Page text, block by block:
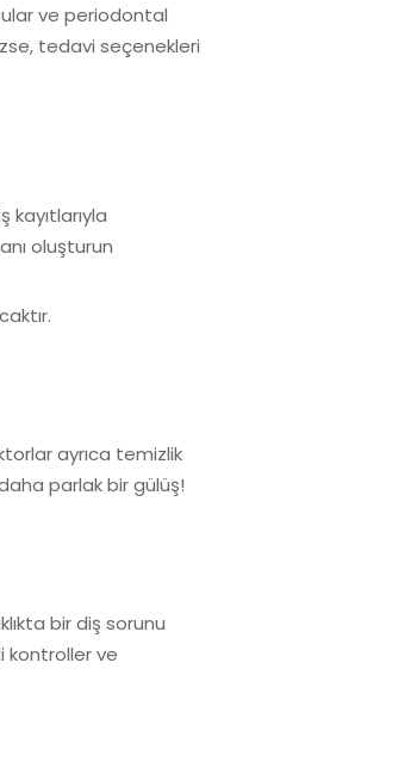
ve periodontal
tedavi seçenekleri
kayıtlarıyla
oluşturun
ayrıca temizlik
parlak bir gülüş!
bir diş sorunu
kontroller ve